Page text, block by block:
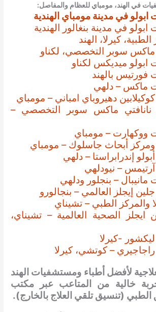
في الهند، مومبايللعظام والمفاصل:
في مدينة مومباي الهندية
في مدينة بنغالور الهندية
كيرلا، الهند
سوبر التخصصي، لكناو
ميديكس لكناو
بالهند
ماكس – دلهي
دهيروباي امباني – مومباي
ماكس سوبر التخصصي –
ووكهارت – مومباي
أبحاث جاسلوك – مومباي
إندرابراستا – دلهي
– نيودلهي
– بنجلور ودلهي
إيجلز العالمي – بنجالورو
والمركز الطبي – تشيناي
ايجلز الصحية العالمية – تشيناي،
-كيرلا
– كوتشي، كيرلا
لأفضل أطباء ومستشفيات الهند
خالية من المتاعب عبر مكتب
الطبي (تنسيق تلقي العلاج بالخارج).